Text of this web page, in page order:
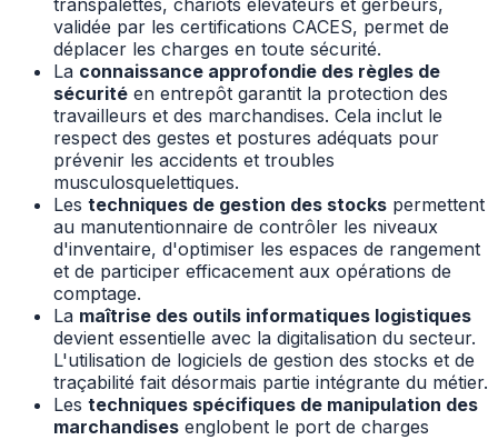
transpalettes, chariots élévateurs et gerbeurs,
validée par les certifications CACES, permet de
déplacer les charges en toute sécurité.
La connaissance approfondie des règles de
sécurité en entrepôt garantit la protection des
travailleurs et des marchandises. Cela inclut le
respect des gestes et postures adéquats pour
prévenir les accidents et troubles
musculosquelettiques.
Les techniques de gestion des stocks permettent
au manutentionnaire de contrôler les niveaux
d'inventaire, d'optimiser les espaces de rangement
et de participer efficacement aux opérations de
comptage.
La maîtrise des outils informatiques logistiques
devient essentielle avec la digitalisation du secteur.
L'utilisation de logiciels de gestion des stocks et de
traçabilité fait désormais partie intégrante du métier.
Les techniques spécifiques de manipulation des
marchandises englobent le port de charges